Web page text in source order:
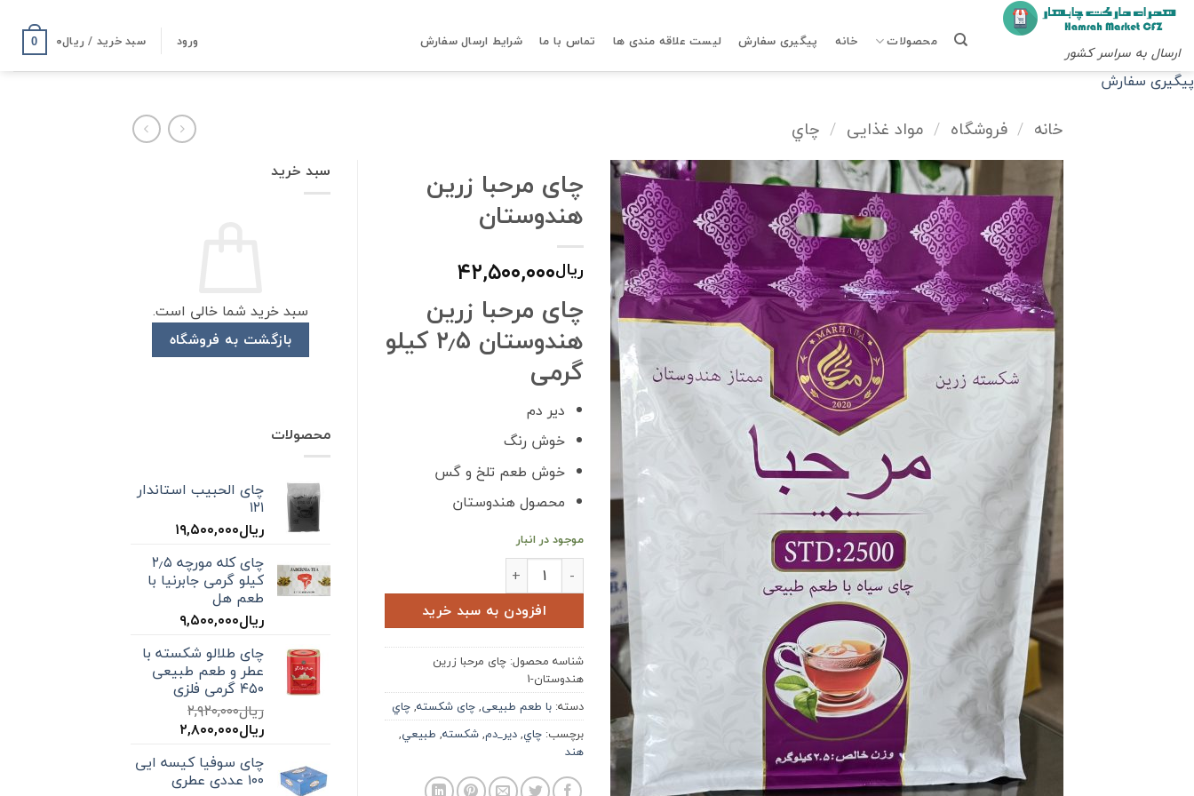
Skip
content
ارسال به سراسر کشور
محصولات خانه پیگیری سفارش لیست علاقه مندی ها تماس با ما شرایط ارسال سفارش ورود سبد خرید / ریال۰ 0
پیگیری سفارش
خانه / فروشگاه / مواد غذایی / چاي
چای مرحبا زرین
هندوستان
ریال۴۲,۵۰۰,۰۰۰
چای مرحبا زرین
هندوستان ۲٫۵ کیلو
گرمی
دیر دم
خوش رنگ
خوش طعم تلخ و گس
محصول هندوستان
موجود در انبار
چای مرحبا زرین هندوستان عدد
افزودن به سبد خرید
شناسه محصول: چای مرحبا زرین
هندوستان-1
دسته: با طعم طبیعی,چای شکسته,چاي
برچسب: چاي,دير_دم,شكسته, طبيعي,
هند
سبد خرید
سبد خرید شما خالی است.
بازگشت به فروشگاه
محصولات
چای الحبیب استاندار
۱۲۱
ریال۱۹,۵۰۰,۰۰۰
چای کله مورچه ۲٫۵
کیلو گرمی جابرنیا با
طعم هل
ریال۹,۵۰۰,۰۰۰
چای طلالو شکسته با
عطر و طعم طبیعی
۴۵۰ گرمی فلزی
ریال۲,۹۲۰,۰۰۰
قیمت
ریال۲,۹۲۰,۰۰۰
بود.
ریال۲,۸۰۰,۰۰۰
ریال۲,۸۰۰,۰۰۰.
چای سوفیا کیسه ایی
۱۰۰ عددی عطری